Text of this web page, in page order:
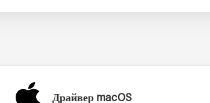
Драйвер macOS